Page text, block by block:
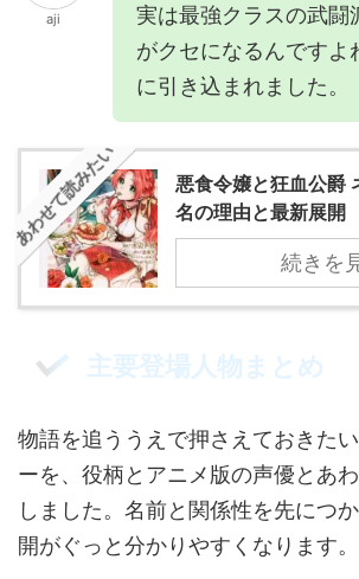
aji
実は最強クラスの武闘
がクセになるんですよ
に引き込まれました。
あわせて読みたい
悪食令嬢と狂血公爵
名の理由と最新展開
続きを
主要登場人物まとめ
物語を追ううえで押さえておきた
ーを、役柄とアニメ版の声優とあ
しました。名前と関係性を先につ
開がぐっと分かりやすくなります。